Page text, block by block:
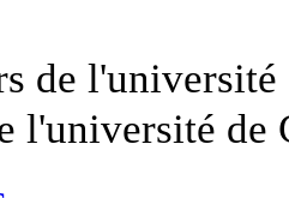
de
l'université